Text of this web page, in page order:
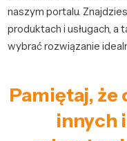
naszym portalu.
produktach i usługach, a
wybrać rozwiązanie
Pamiętaj, że
innych